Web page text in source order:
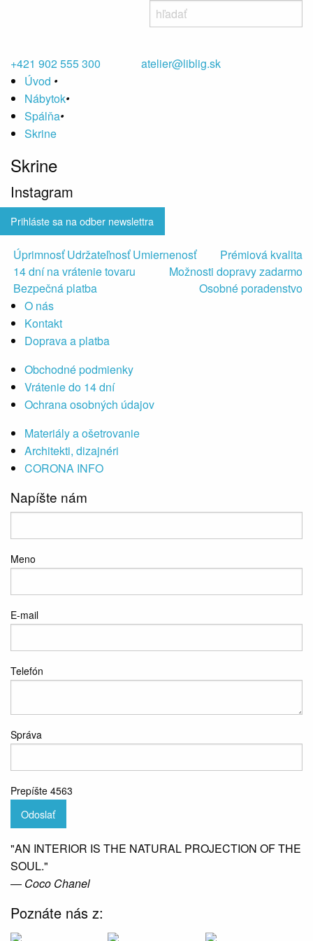
+421 902 555 300
atelier@liblig.sk
Úvod •
Nábytok•
Spálňa•
Skrine
Skrine
Instagram
Prihláste sa na odber newslettra
Úprimnosť Udržateľnosť Umiernenosť
Prémiová kvalita
14 dní na vrátenie tovaru
Možnosti dopravy zadarmo
Bezpečná platba
Osobné poradenstvo
O nás
Kontakt
Doprava a platba
Obchodné podmienky
Vrátenie do 14 dní
Ochrana osobných údajov
Materiály a ošetrovanie
Architekti, dizajnéri
CORONA INFO
Napíšte nám
Meno
E-mail
Telefón
Správa
Prepíšte 4563
Odoslať
"AN INTERIOR IS THE NATURAL PROJECTION OF THE
SOUL."
― Coco Chanel
Poznáte nás z: